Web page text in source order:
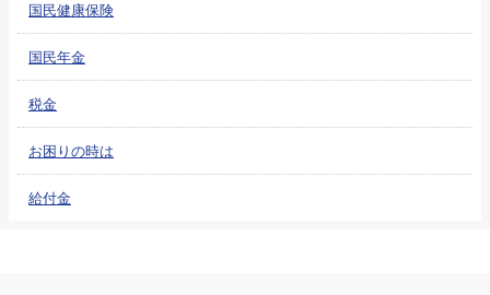
国民健康保険
国民年金
税金
お困りの時は
給付金